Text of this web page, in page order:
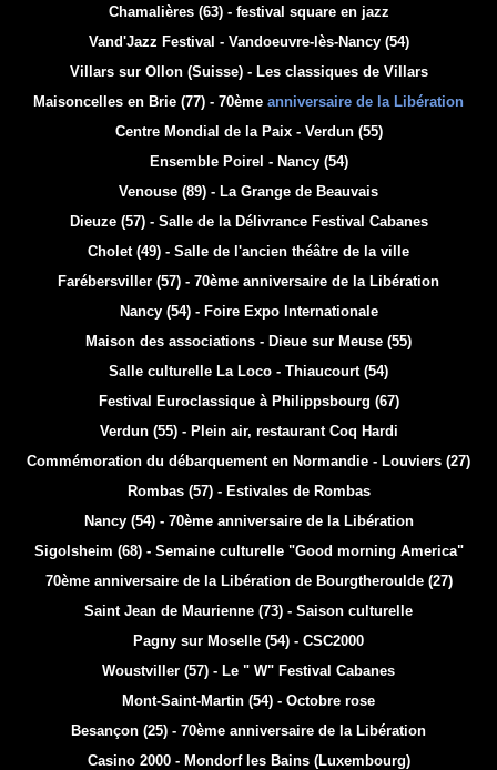
Chamalières (63) - festival square en jazz
Vand'Jazz Festival - Vandoeuvre-lès-Nancy (54)
Villars sur Ollon (Suisse) - Les classiques de Villars
Maisoncelles en Brie (77) - 70ème anniversaire de la Libération
Centre Mondial de la Paix - Verdun (55)
Ensemble Poirel - Nancy (54)
Venouse (89) - La Grange de Beauvais
Dieuze (57) - Salle de la Délivrance Festival Cabanes
Cholet (49) - Salle de l'ancien théâtre de la ville
Farébersviller (57) - 70ème anniversaire de la Libération
Nancy (54) - Foire Expo Internationale
Maison des associations - Dieue sur Meuse (55)
Salle culturelle La Loco - Thiaucourt (54)
Festival Euroclassique à Philippsbourg (67)
Verdun (55) - Plein air, restaurant Coq Hardi
Commémoration du débarquement en Normandie - Louviers (27)
Rombas (57) - Estivales de Rombas
Nancy (54) - 70ème anniversaire de la Libération
Sigolsheim (68) - Semaine culturelle "Good morning America"
70ème anniversaire de la Libération de Bourgtheroulde (27)
Saint Jean de Maurienne (73) - Saison culturelle
Pagny sur Moselle (54) - CSC2000
Woustviller (57) - Le " W" Festival Cabanes
Mont-Saint-Martin (54) - Octobre rose
Besançon (25) - 70ème anniversaire de la Libération
Casino 2000 - Mondorf les Bains (Luxembourg)